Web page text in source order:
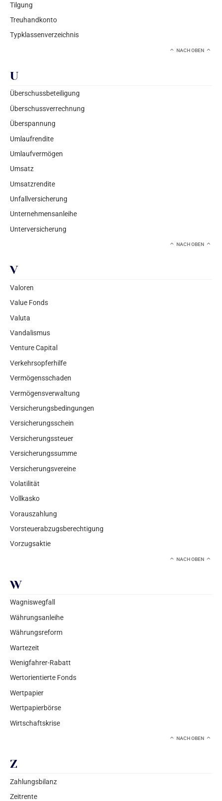
Tilgung
Treuhandkonto
Typklassenverzeichnis
NACH OBEN
U
Überschussbeteiligung
Überschussverrechnung
Überspannung
Umlaufrendite
Umlaufvermögen
Umsatz
Umsatzrendite
Unfallversicherung
Unternehmensanleihe
Unterversicherung
NACH OBEN
V
Valoren
Value Fonds
Valuta
Vandalismus
Venture Capital
Verkehrsopferhilfe
Vermögensschaden
Vermögensverwaltung
Versicherungsbedingungen
Versicherungsschein
Versicherungssteuer
Versicherungssumme
Versicherungsvereine
Volatilität
Vollkasko
Vorauszahlung
Vorsteuerabzugsberechtigung
Vorzugsaktie
NACH OBEN
W
Wagniswegfall
Währungsanleihe
Währungsreform
Wartezeit
Wenigfahrer-Rabatt
Wertorientierte Fonds
Wertpapier
Wertpapierbörse
Wirtschaftskrise
NACH OBEN
Z
Zahlungsbilanz
Zeitrente